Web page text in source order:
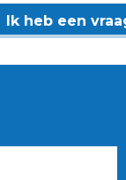
Ik heb een